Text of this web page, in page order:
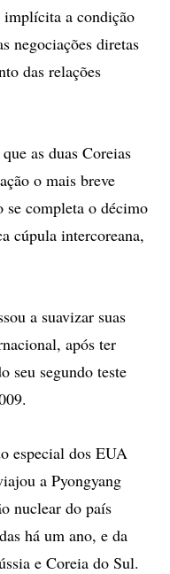
implícita a condição
negociações diretas
das relações
as duas Coreias
o mais breve
se completa o décimo
cúpula intercoreana,
a suavizar suas
após ter
seu segundo teste
especial dos EUA
a Pyongyang
nuclear do país
há um ano, e da
e Coreia do Sul.